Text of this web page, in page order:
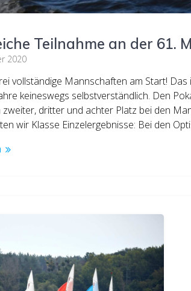
Teilnahme an der 61.
2020
vollständige Mannschaften am Start!
keineswegs selbstverständlich. Den
zweiter, dritter und achter Platz bei den
wir Klasse Einzelergebnisse: Bei den